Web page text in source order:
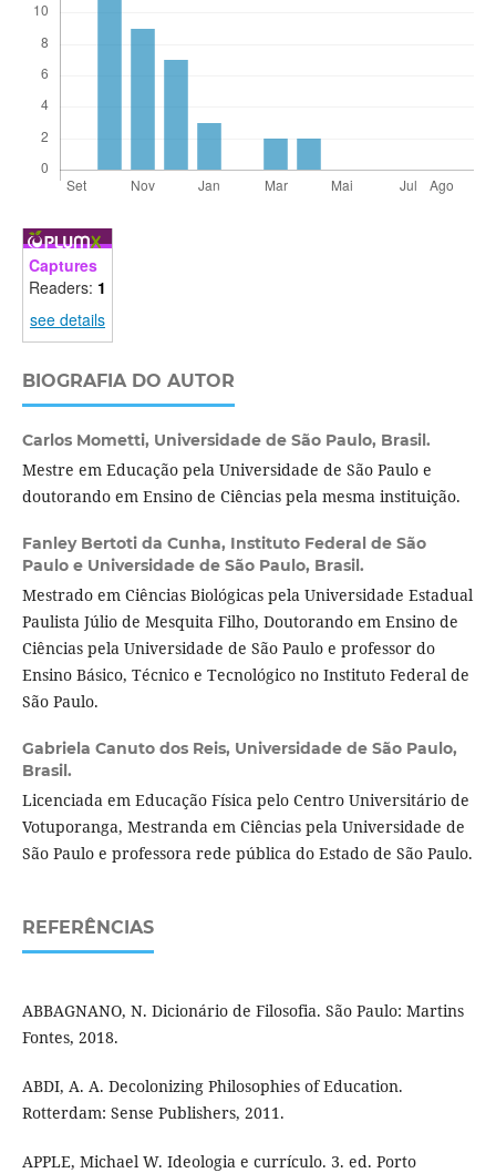
Captures
Readers: 1
see details
BIOGRAFIA DO AUTOR
Carlos Mometti, Universidade de São Paulo, Brasil.
Mestre em Educação pela Universidade de São Paulo e
doutorando em Ensino de Ciências pela mesma instituição.
Fanley Bertoti da Cunha, Instituto Federal de São
Paulo e Universidade de São Paulo, Brasil.
Mestrado em Ciências Biológicas pela Universidade Estadual
Paulista Júlio de Mesquita Filho, Doutorando em Ensino de
Ciências pela Universidade de São Paulo e professor do
Ensino Básico, Técnico e Tecnológico no Instituto Federal de
São Paulo.
Gabriela Canuto dos Reis, Universidade de São Paulo,
Brasil.
Licenciada em Educação Física pelo Centro Universitário de
Votuporanga, Mestranda em Ciências pela Universidade de
São Paulo e professora rede pública do Estado de São Paulo.
REFERÊNCIAS
ABBAGNANO, N. Dicionário de Filosofia. São Paulo: Martins
Fontes, 2018.
ABDI, A. A. Decolonizing Philosophies of Education.
Rotterdam: Sense Publishers, 2011.
APPLE, Michael W. Ideologia e currículo. 3. ed. Porto